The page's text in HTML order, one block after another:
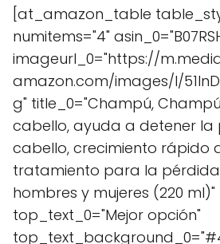
[at_amazon_table
numitems="4"
imageurl_0="https://
amazon.com/images/I/
g" title_0="Champú,
cabello, ayuda a detener la
cabello, crecimiento rápido
tratamiento para la
hombres y mujeres (220 ml)"
top_text_0="Mejor opción"